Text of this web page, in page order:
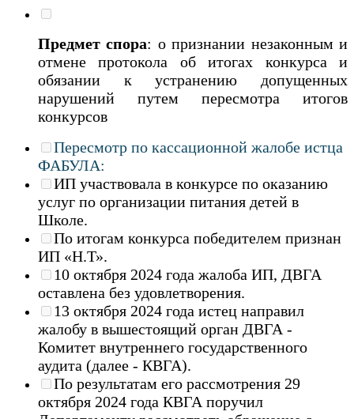
Предмет спора: о признании незаконным и
отмене протокола об итогах конкурса и
обязании к устранению допущенных
нарушений путем пересмотра итогов
конкурсов
Пересмотр по кассационной жалобе истца
ФАБУЛА:
ИП участвовала в конкурсе по оказанию
услуг по организации питания детей в
Школе.
По итогам конкурса победителем признан
ИП «Н.Т».
10 октября 2024 года жалоба ИП, ДВГА
оставлена без удовлетворения.
13 октября 2024 года истец направил
жалобу в вышестоящий орган ДВГА -
Комитет внутреннего государственного
аудита (далее - КВГА).
По результатам его рассмотрения 29
октября 2024 года КВГА поручил